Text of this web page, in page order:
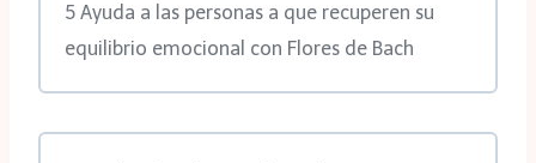
5 Ayuda a las personas a que recuperen su
equilibrio emocional con Flores de Bach